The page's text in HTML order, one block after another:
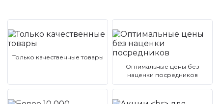
Только качественные товары
Оптимальные цены без
наценки посредников